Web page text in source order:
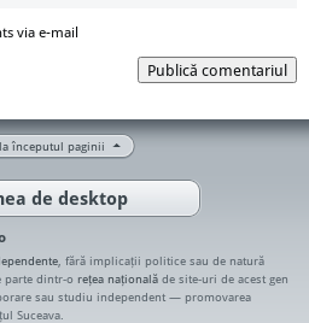
via e-mail
Publică comentariul
începutul paginii
de desktop
, fără implicații politice sau de natură
parte dintr-o rețea națională de site-uri de acest gen
sau studiu independent — promovarea
Suceava.